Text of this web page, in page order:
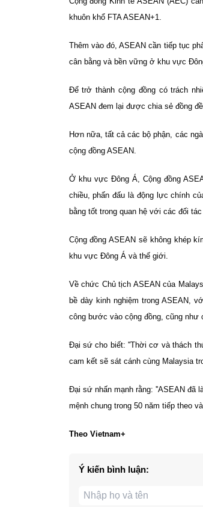
khuôn khổ FTA ASEAN+1.
Thêm vào đó, ASEAN cần tiếp tục
cân bằng và bền vững ở khu vực
Để trở thành cộng đồng có trách
ASEAN đem lại được chia sẻ đồng
Hơn nữa, tất cả các bộ phận, các
cộng đồng ASEAN.
Ở khu vực Đông Á, Cộng đồng
chiều, phấn đấu là động lực chính
bằng tốt trong quan hệ với các đối tác
Cộng đồng ASEAN sẽ không khép
khu vực Đông Á và thế giới.
Về chức Chủ tịch ASEAN của
bề dày kinh nghiệm trong ASEAN,
công bước vào cộng đồng, cũng như
Đại sứ cho biết: ''Thời cơ và thách
cam kết sẽ sát cánh cùng Malaysia
Đại sứ nhấn mạnh rằng: ''ASEAN đã
mệnh chung trong 50 năm tiếp theo
Theo Vietnam+
Ý kiến bình luận: